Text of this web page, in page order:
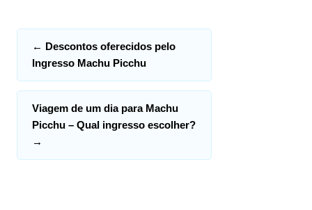
← Descontos oferecidos pelo
Ingresso Machu Picchu
Viagem de um dia para Machu
Picchu – Qual ingresso escolher?
→